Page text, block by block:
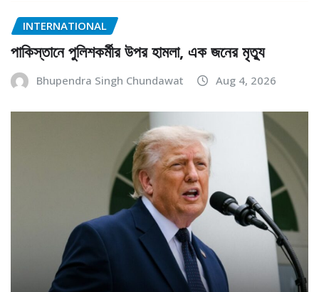
INTERNATIONAL
পাকিস্তানে পুলিশকর্মীর উপর হামলা, এক জনের মৃত্যু
Bhupendra Singh Chundawat Aug 4, 2026